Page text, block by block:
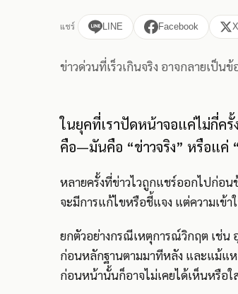
แชร์ LINE Facebook X
ข่าวด่วนที่เร็วเกินจริง อาจกลายเป็
ในยุคที่เราปัดหน้าจอแค่ไม่กี่ครั้
คือ—มันคือ “ข่าวจริง” หรือแค่
หลายครั้งที่ข่าวไวถูกแชร์ออกไปก่อ
จะมีการแก้ไขหรือชี้แจง แต่ความเข้
ยกตัวอย่างกรณีเหตุการณ์วิกฤต เช่น
ก่อนหลักฐานตามมาทีหลัง และแม้แ
ก่อนหน้านั้นก็อาจไม่เคยได้เห็นหรือใ